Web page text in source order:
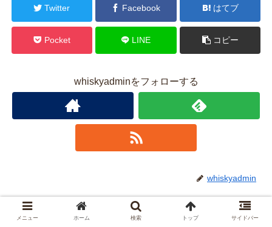
Twitter Facebook はてブ
Pocket LINE コピー
whiskyadminをフォローする
whiskyadmin
関連記事
メニュー ホーム 検索 トップ サイドバー